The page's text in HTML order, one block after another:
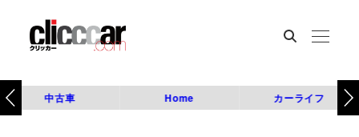
中古車 Home カーライフ